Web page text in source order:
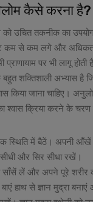
कैसे करना है?
को उचित तकनीक का
कम से कम लगे और
प्राणायाम पर भी लागू होती
शक्तिशाली अभ्यास है
किया जाना चाहिए।
श्वास क्रिया करने के चरण
स्थिति में बैठें। अपनी
और सिर सीधा रखें।
साँसें लें और अपने पूरे शरीर
हाथ से ज्ञान मुद्रा